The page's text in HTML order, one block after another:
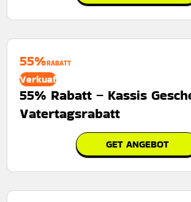
55%RABATT
Verkuaf
55% Rabatt – Kassis
Vatertagsrabatt
GET ANGEBOT